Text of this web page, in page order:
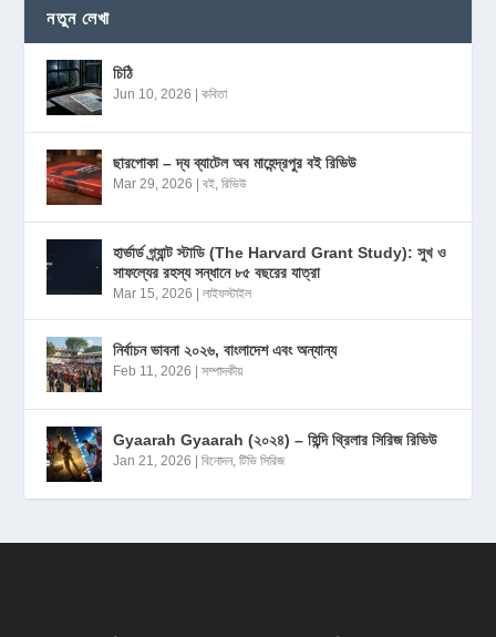
নতুন লেখা
চিঠি
Jun 10, 2026 |কবিতা
ছারপোকা – দ্য ব্যাটেল অব মাহেন্দ্রপুর বই রিভিউ
Mar 29, 2026 |বই,রিভিউ
হার্ভার্ড গ্র্যান্ট স্টাডি (The Harvard Grant Study): সুখ ও
সাফল্যের রহস্য সন্ধানে ৮৫ বছরের যাত্রা
Mar 15, 2026 |লাইফস্টাইল
নির্বাচন ভাবনা ২০২৬, বাংলাদেশ এবং অন্যান্য
Feb 11, 2026 |সম্পাদকীয়
Gyaarah Gyaarah (২০২৪) – হিন্দি থ্রিলার সিরিজ রিভিউ
Jan 21, 2026 |বিনোদন,টিভি সিরিজ